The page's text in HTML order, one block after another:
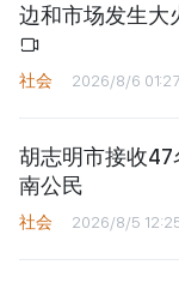
边和市场发生大
社会 2026/8/6
胡志明市接收
南公民
社会 2026/8/5